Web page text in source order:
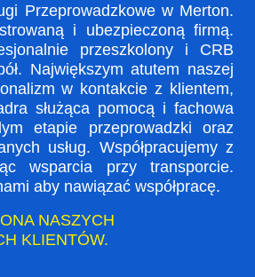
Przeprowadzkowe w Merton.
i ubezpieczoną firmą.
przeszkolony i CRB
Największym atutem naszej
w kontakcie z klientem,
służąca pomocą i fachowa
etapie przeprowadzki oraz
usług. Współpracujemy z
wsparcia przy transporcie.
aby nawiązać współpracę.
NASZYCH
KLIENTÓW.